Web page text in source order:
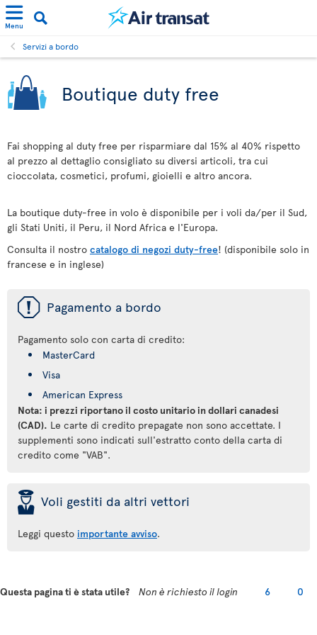
Menu
Servizi a bordo
Boutique duty free
Fai shopping al duty free per risparmiare dal 15% al 40% rispetto
al prezzo al dettaglio consigliato su diversi articoli, tra cui
cioccolata, cosmetici, profumi, gioielli e altro ancora.
La boutique duty-free in volo è disponibile per i voli da/per il Sud,
gli Stati Uniti, il Peru, il Nord Africa e l'Europa.
Consulta il nostro catalogo di negozi duty-free! (disponibile solo in
francese e in inglese)
ü Pagamento a bordo
Pagamento solo con carta di credito:
MasterCard
Visa
American Express
Nota: i prezzi riportano il costo unitario in dollari canadesi
(CAD). Le carte di credito prepagate non sono accettate. I
supplementi sono indicati sull'estratto conto della carta di
credito come "VAB".
þ Voli gestiti da altri vettori
Leggi questo importante avviso.
Questa pagina ti è stata utile? Non è richiesto il login 6 0